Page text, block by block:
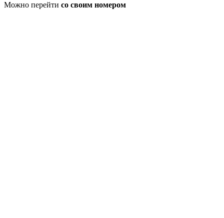
Можно перейти со своим номером